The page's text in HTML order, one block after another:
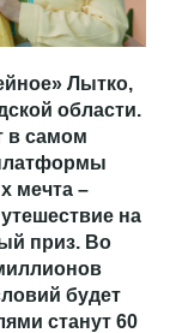
Лытко,
области.
в самом
мечта –
на
приз. Во
будет
станут 60